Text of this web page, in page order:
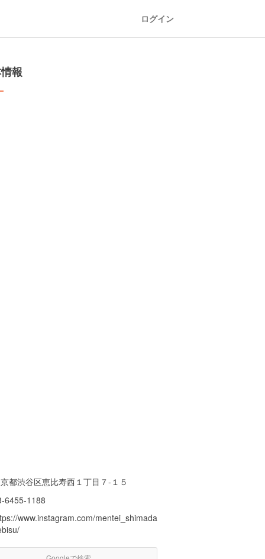
ログイン
報
都渋谷区恵比寿西１丁目７-１５
6455-1188
www.instagram.com/mentei_shimada